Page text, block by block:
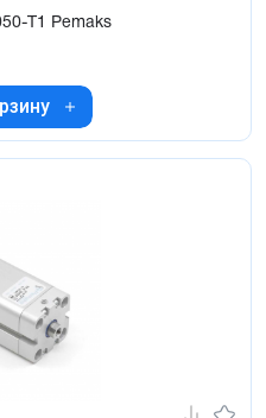
T1 Pemaks